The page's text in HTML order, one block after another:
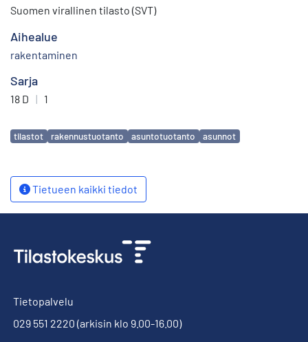
Suomen virallinen tilasto (SVT)
Aihealue
rakentaminen
Sarja
18 D | 1
Avainsanat
tilastot rakennustuotanto asuntotuotanto asunnot
Tietueen kaikki tiedot
Tietopalvelu
029 551 2220 (arkisin klo 9.00-16.00)